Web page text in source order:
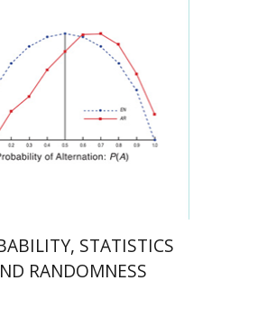
הנחת אתר ספר מודפס
$42
$38
STATISTICS
RANDOMNESS